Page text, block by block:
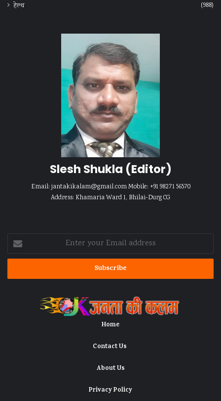
हेल्‍थ
(988)
Slesh Shukla (Editor)
Email:jantakikalam@gmail.comMobile: +91 98271 56570
Address: Khamaria Ward 1, Bhilai-Durg CG
Enter
your
Email
Home
Contact Us
About Us
Privacy Policy